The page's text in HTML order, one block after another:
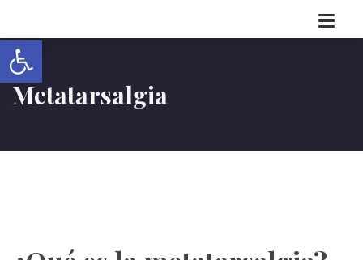
Abrir barra de herramientas
Metatarsalgia